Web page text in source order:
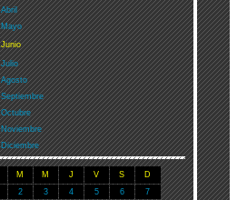
Abril
Mayo
Junio
Julio
Agosto
Septiembre
Octubre
Noviembre
Diciembre
M M J V S
D
2 3 4 5 6
7